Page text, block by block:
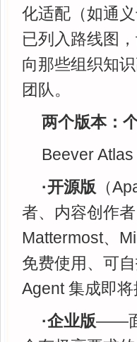
化适配（如通
已列入路线图
向那些组织知
团队。
两个版本：
Beever Atlas
·开源版 （
者、内容创作
Mattermost、
免费使用、可
Agent 集成即将
·企业版——面